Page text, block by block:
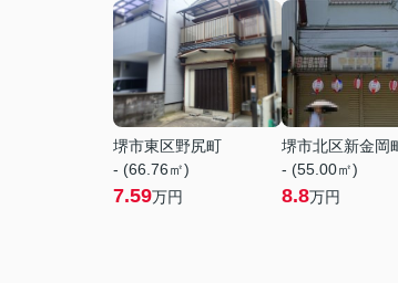
堺市東区野尻町
- (66.76㎡)
7.59万円
堺市北区新金岡
- (55.00㎡)
8.8万円